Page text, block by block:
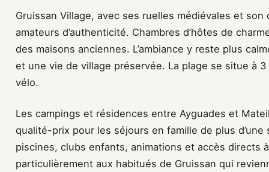
Gruissan Village, avec ses ruelles médiévales et
amateurs d’authenticité. Chambres d’hôtes de
des maisons anciennes. L’ambiance y reste plus
et une vie de village préservée. La plage se situe à
vélo.
Les campings et résidences entre Ayguades et
qualité-prix pour les séjours en famille de plus
piscines, clubs enfants, animations et accès directs
particulièrement aux habitués de Gruissan qui